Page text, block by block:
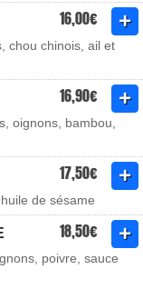
16,00€
chou chinois, ail et
16,90€
oignons, bambou,
17,50€
de sésame
18,50€
poivre, sauce